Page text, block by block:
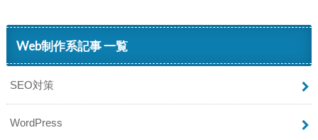
Web制作系記事 一覧
SEO対策
WordPress